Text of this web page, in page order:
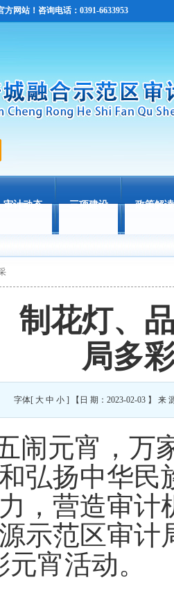
网站！咨询电话：0391-6633953
审计动态 三项建设 政策解读
制花灯、
局多
字体[ 大 中 小] 【日 期：2023-02-03 】
闹元宵，万
弘扬中华民
， 营造审计
示范区审计
元宵活动。